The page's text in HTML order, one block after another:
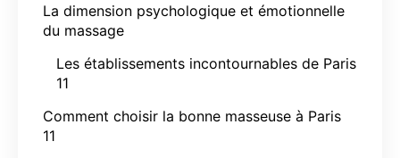
La dimension psychologique et émotionnelle
du massage
Les établissements incontournables de Paris
11
Comment choisir la bonne masseuse à Paris
11